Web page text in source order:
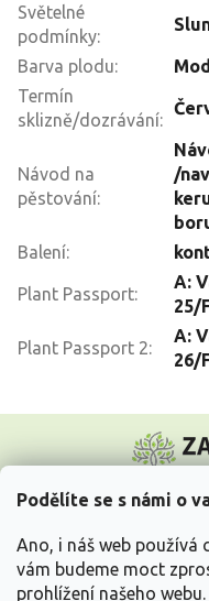
Podělíte se s námi o
Ano, i náš web používá
vám budeme moct
prohlížení našeho
Světelné
podmínky:
Barva plodu:
Termín
sklizně/dozrávání:
Návod na
pěstování:
/
Balení:
Plant Passport:
A:
25/
Plant Passport 2:
A:
26/
p
Vše o nákupu
Informace pro Vás